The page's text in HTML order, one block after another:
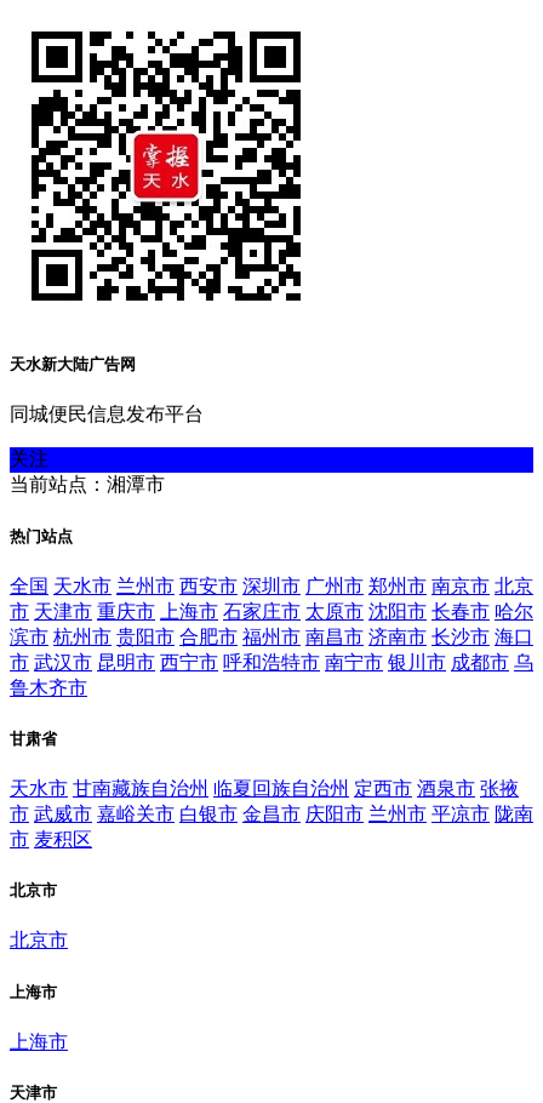
天水新大陆广告网
同城便民信息发布平台
关注
当前站点：湘潭市
热门站点
全国 天水市 兰州市 西安市 深圳市 广州市 郑州市 南京市 北京
市 天津市 重庆市 上海市 石家庄市 太原市 沈阳市 长春市 哈尔
滨市 杭州市 贵阳市 合肥市 福州市 南昌市 济南市 长沙市 海口
市 武汉市 昆明市 西宁市 呼和浩特市 南宁市 银川市 成都市 乌
鲁木齐市
甘肃省
天水市 甘南藏族自治州 临夏回族自治州 定西市 酒泉市 张掖
市 武威市 嘉峪关市 白银市 金昌市 庆阳市 兰州市 平凉市 陇南
市 麦积区
北京市
北京市
上海市
上海市
天津市